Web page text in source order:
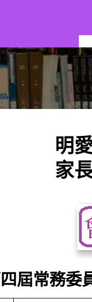
明
家
屆常務委